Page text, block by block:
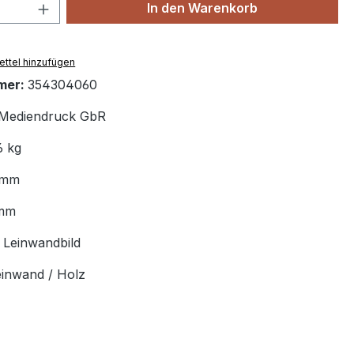
Gib den gewünschten Wert
In den Warenkorb
hinzufügen
354304060
GbR
kg
Leinwandbild
/ Holz